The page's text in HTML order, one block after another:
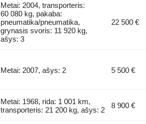
Metai: 2004, transporteris:
60 080 kg, pakaba:
pneumatika/pneumatika,
grynasis svoris: 11 920 kg,
ašys: 3
22 500 €
Metai: 2007, ašys: 2 5 500 €
Metai: 1968, rida: 1 001 km,
transporteris: 21 200 kg, ašys: 2
8 900 €